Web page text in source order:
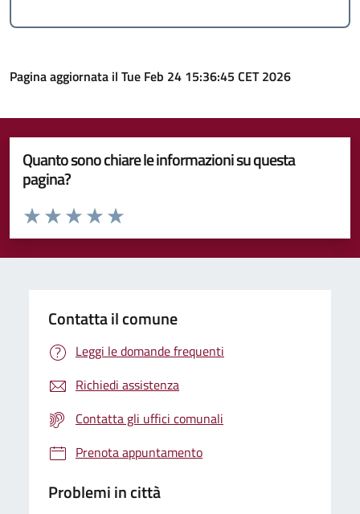
Pagina aggiornata il Tue Feb 24 15:36:45 CET 2026
Quanto sono chiare le informazioni su questa
pagina?
Valuta da 1 a 5 stelle la pagina
Valuta 5 stelle su 5
Valuta 4 stelle su 5
Valuta 3 stelle su 5
Valuta 2 stelle su 5
Valuta 1 stelle su 5
Contatta il comune
Leggi le domande frequenti
Richiedi assistenza
Contatta gli uffici comunali
Prenota appuntamento
Problemi in città